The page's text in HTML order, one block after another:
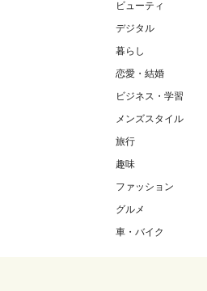
ビューティ
デジタル
暮らし
恋愛・結婚
ビジネス・学習
メンズスタイル
旅行
趣味
ファッション
グルメ
車・バイク